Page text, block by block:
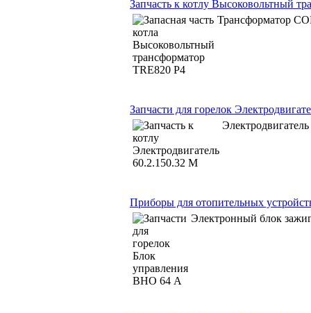
Запчасть к котлу Высоковольтный
Трансформатор
Запчасти для горелок
Приборы для отопительных
Электронный блок